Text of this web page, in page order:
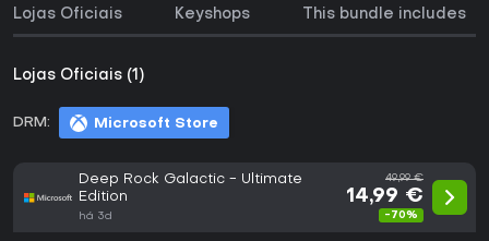
Lojas Oficiais Keyshops This bundle includes
Lojas Oficiais (1)
DRM: Microsoft Store
Deep Rock Galactic - Ultimate
Edition
há 3d
49,99 €
14,99 €
-70%